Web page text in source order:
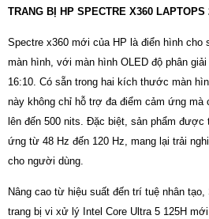
TRANG BỊ HP SPECTRE X360 LAPTOPS
Spectre x360 mới của HP là điển hình cho
màn hình, với màn hình OLED độ phân
16:10. Có sẵn trong hai kích thước màn
này không chỉ hỗ trợ đa điểm cảm ứng
lên đến 500 nits. Đặc biệt, sản phẩm
ứng từ 48 Hz đến 120 Hz, mang lại trải
cho người dùng.
Nâng cao từ hiệu suất đến trí tuệ nhân
trang bị vi xử lý Intel Core Ultra 5 125H